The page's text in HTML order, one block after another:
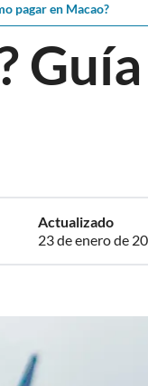
pagar en Macao?
Guía
Actualizado
23 de enero de